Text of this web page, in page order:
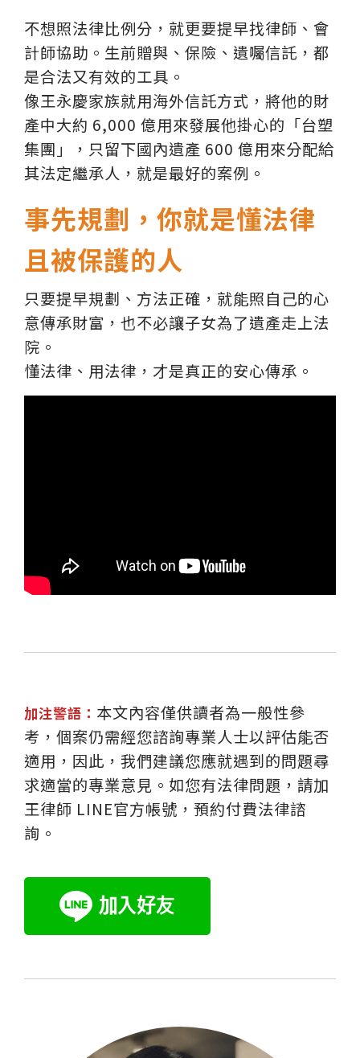
不想照法律比例分，就更要提早找律師、會
計師協助。生前贈與、保險、遺囑信託，都
是合法又有效的工具。
像王永慶家族就用海外信託方式，將他的財
產中大約 6,000 億用來發展他掛心的「台塑
集團」，只留下國內遺產 600 億用來分配給
其法定繼承人，就是最好的案例。
事先規劃，你就是懂法律
且被保護的人
只要提早規劃、方法正確，就能照自己的心
意傳承財富，也不必讓子女為了遺產走上法
院。
懂法律、用法律，才是真正的安心傳承。
加注警語： 本文內容僅供讀者為一般性參
考，個案仍需經您諮詢專業人士以評估能否
適用，因此，我們建議您應就遇到的問題尋
求適當的專業意見。如您有法律問題，請加
王律師 LINE官方帳號，預約付費法律諮
詢。